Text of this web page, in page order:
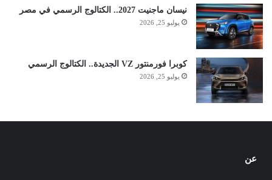
نيسان ماجنيت 2027.. الكتالوج الرسمي في مصر
يوليو 25, 2026
كوبرا فورمنتور VZ الجديدة.. الكتالوج الرسمي
يوليو 25, 2026
عن